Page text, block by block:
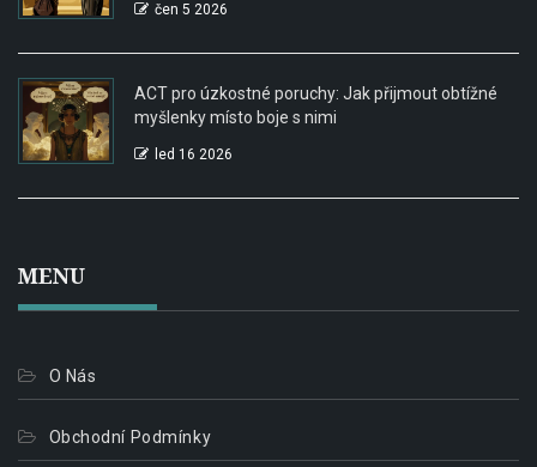
čen 5 2026
ACT pro úzkostné poruchy: Jak přijmout obtížné
myšlenky místo boje s nimi
led 16 2026
MENU
O Nás
Obchodní Podmínky